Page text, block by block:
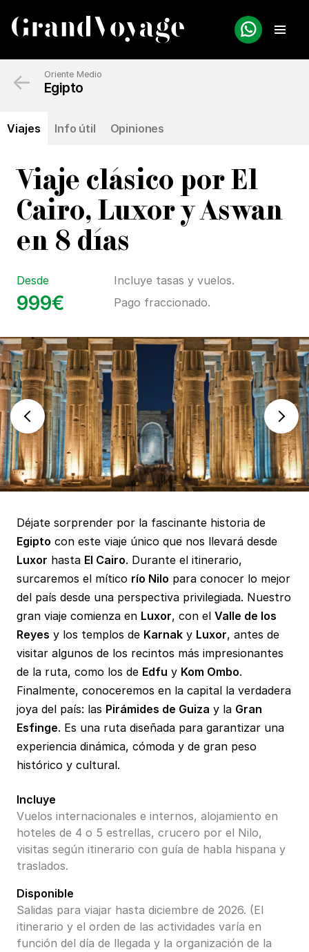
Oriente Medio
Egipto
Viajes Info útil Opiniones
←
Viaje clásico por El
Cairo, Luxor y Aswan
en 8 días
Desde
999€
Incluye tasas y vuelos.
Pago fraccionado.
Déjate sorprender por la fascinante historia de
Egipto con este viaje único que nos llevará desde
Luxor hasta El Cairo. Durante el itinerario,
surcaremos el mítico río Nilo para conocer lo mejor
del país desde una perspectiva privilegiada. Nuestro
gran viaje comienza en Luxor, con el Valle de los
Reyes y los templos de Karnak y Luxor, antes de
visitar algunos de los recintos más impresionantes
de la ruta, como los de Edfu y Kom Ombo.
Finalmente, conoceremos en la capital la verdadera
joya del país: las Pirámides de Guiza y la Gran
Esfinge. Es una ruta diseñada para garantizar una
experiencia dinámica, cómoda y de gran peso
histórico y cultural.
Incluye
Vuelos internacionales e internos, alojamiento en
hoteles de 4 o 5 estrellas, crucero por el Nilo,
visitas según itinerario con guía de habla hispana y
traslados.
Disponible
Salidas para viajar hasta diciembre de 2026. (El
itinerario y el orden de las actividades varía en
función del día de llegada y la organización de la